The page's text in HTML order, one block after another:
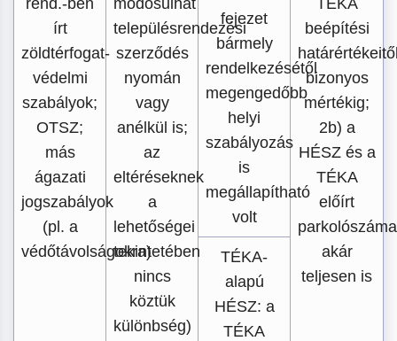
írt
zöldtérfogat-
védelmi
szabályok;
OTSZ;
más
ágazati
jogszabályok
(pl. a
védőtávolságokra)
településrendezési
szerződés
nyomán
vagy
anélkül is;
az
eltéréseknek
a
lehetőségei
tekintetében
nincs
köztük
különbség)
beépítési
bizonyos
mértékig;
2b) a
HÉSZ és a
TÉKA
előírt
akár
teljesen is
fejezet
bármely
rendelkezésétől
megengedőbb
helyi
szabályozás
is
megállapítható
volt
TÉKA-
alapú
HÉSZ: a
TÉKA